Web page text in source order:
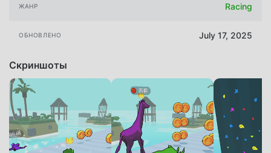
ЖАНР Racing
ОБНОВЛЕНО July 17, 2025
Скриншоты